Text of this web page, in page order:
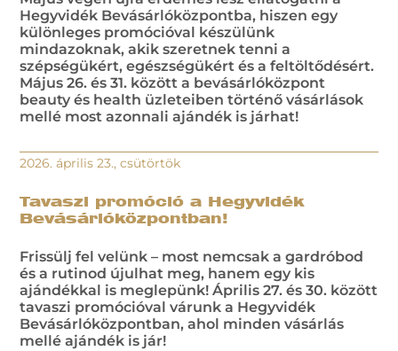
Hegyvidék Bevásárlóközpontba, hiszen egy
különleges promócióval készülünk
mindazoknak, akik szeretnek tenni a
szépségükért, egészségükért és a feltöltődésért.
Május 26. és 31. között a bevásárlóközpont
beauty és health üzleteiben történő vásárlások
mellé most azonnali ajándék is járhat!
2026. április 23., csütörtök
Tavaszi promóció a Hegyvidék
Bevásárlóközpontban!
Frissülj fel velünk – most nemcsak a gardróbod
és a rutinod újulhat meg, hanem egy kis
ajándékkal is meglepünk! Április 27. és 30. között
tavaszi promócióval várunk a Hegyvidék
Bevásárlóközpontban, ahol minden vásárlás
mellé ajándék is jár!